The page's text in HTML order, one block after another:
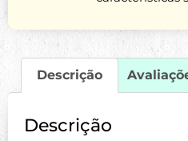
Descrição
Descrição